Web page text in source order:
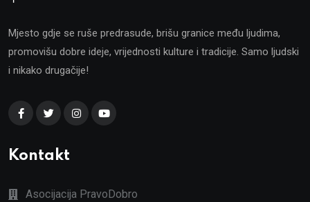
Mjesto gdje se ruše predrasude, brišu granice među ljudima,
promovišu dobre ideje, vrijednosti kulture i tradicije. Samo ljudski
i nikako drugačije!
Kontakt
Asocijacija PravoDobro